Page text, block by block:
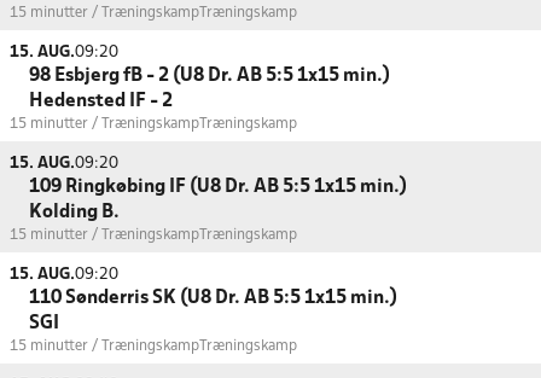
15 minutter / Træningskamp Træningskamp
15. AUG.09:20
98 Esbjerg fB - 2 (U8 Dr. AB 5:5 1x15 min.)
Hedensted IF - 2
15 minutter / Træningskamp Træningskamp
15. AUG.09:20
109 Ringkøbing IF (U8 Dr. AB 5:5 1x15 min.)
Kolding B.
15 minutter / Træningskamp Træningskamp
15. AUG.09:20
110 Sønderris SK (U8 Dr. AB 5:5 1x15 min.)
SGI
15 minutter / Træningskamp Træningskamp